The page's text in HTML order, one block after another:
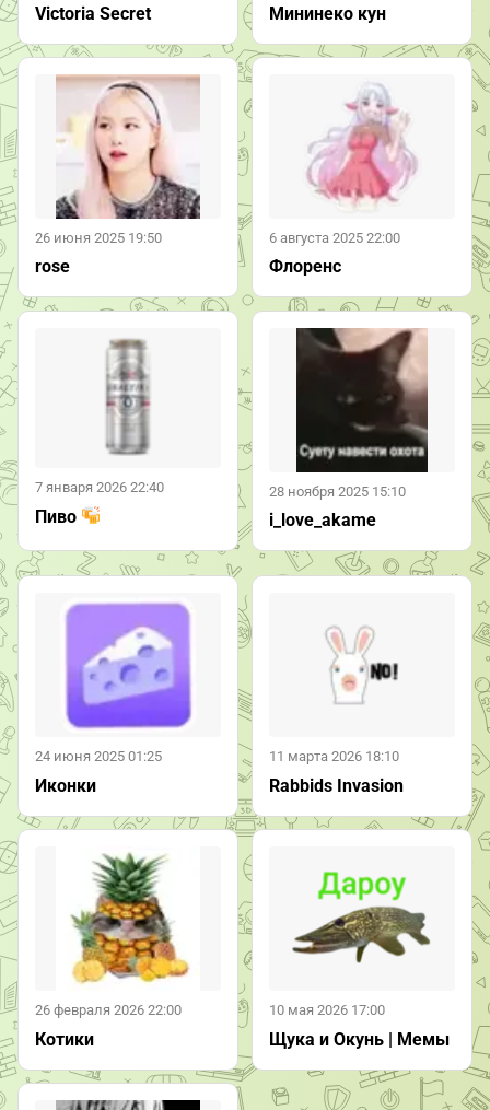
Victoria Secret Мининеко кун
26 июня 2025 19:50
rose
6 августа 2025 22:00
Флоренс
7 января 2026 22:40
Пиво
28 ноября 2025 15:10
i_love_akame
24 июня 2025 01:25
Иконки
11 марта 2026 18:10
Rabbids Invasion
26 февраля 2026 22:00
Котики
10 мая 2026 17:00
Щука и Окунь | Мемы